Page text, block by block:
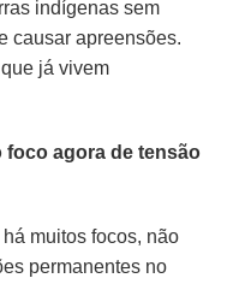
indígenas sem
causar apreensões.
já vivem
foco agora de tensão
há muitos focos, não
permanentes no